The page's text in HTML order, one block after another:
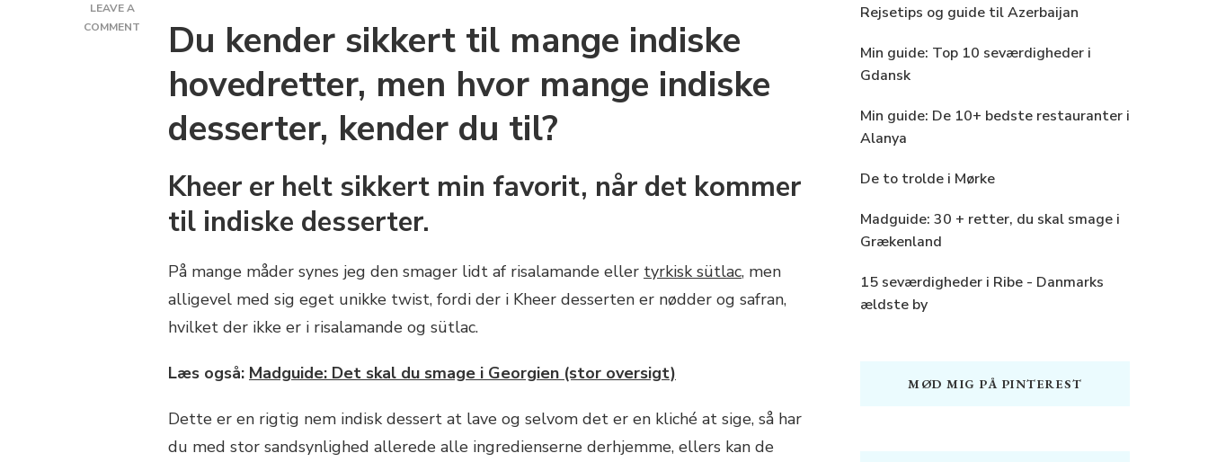
LEAVE A
COMMENT
OPSKRIFT:Du kender sikkert til mange indiske
hovedretter, men hvor mange indiske
desserter, kender du til?
Kheer er helt sikkert min favorit, når det kommer
til indiske desserter.
På mange måder synes jeg den smager lidt af risalamande eller tyrkisk sütlac, men
alligevel med sig eget unikke twist, fordi der i Kheer desserten er nødder og safran,
hvilket der ikke er i risalamande og sütlac.
Læs også: Madguide: Det skal du smage i Georgien (stor oversigt)
Dette er en rigtig nem indisk dessert at lave og selvom det er en kliché at sige, så har
du med stor sandsynlighed allerede alle ingredienserne derhjemme, ellers kan de
Rejsetips og guide til Azerbaijan
Min guide: Top 10 seværdigheder i
Gdansk
Min guide: De 10+ bedste restauranter i
Alanya
De to trolde i Mørke
Madguide: 30 + retter, du skal smage i
Grækenland
15 seværdigheder i Ribe - Danmarks
ældste by
MØD MIG PÅ PINTEREST